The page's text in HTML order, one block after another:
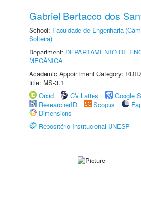
Gabriel Bertacco dos
School: Faculdade de Engenharia
Solteira)
Department: DEPARTAMENTO DE
MECÂNICA
Academic Appointment Category:
title: MS-3.1
Orcid
CV Lattes
Google
ResearcherID
Scopus
Dimensions
Repositório Institucional UNESP